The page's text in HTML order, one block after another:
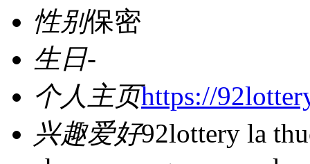
性别保密
生日-
个人主页https://
兴趣爱好92lottery la